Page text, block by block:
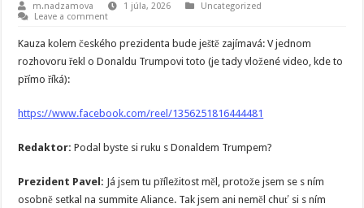
m.nadzamova 1 júla, 2026
Uncategorized
Leave a comment
Kauza kolem českého prezidenta bude ještě zajímavá: V jednom
rozhovoru řekl o Donaldu Trumpovi toto (je tady vložené video, kde to
přímo říká):
https://www.facebook.com/reel/1356251816444481
Redaktor: Podal byste si ruku s Donaldem Trumpem?
Prezident Pavel: Já jsem tu příležitost měl, protože jsem se s ním
osobně setkal na summite Aliance. Tak jsem ani neměl chuť si s ním